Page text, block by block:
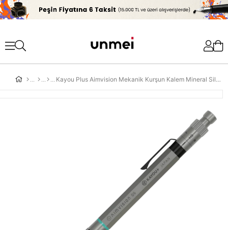
'
Kayou Plus Aimvision Mekanik Kurşun Kalem Mineral Silver KAMP-AISSV